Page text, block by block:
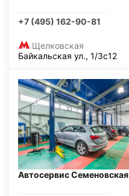
+7 (495) 162-90-81
Щелковская
Байкальская ул., 1/3с12
Автосервис Семеновская